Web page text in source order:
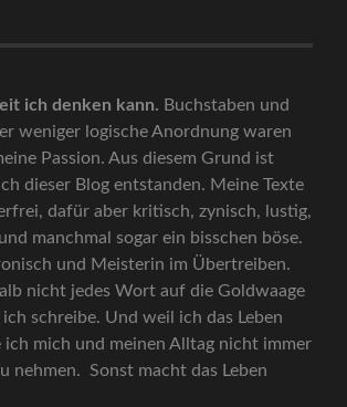
ich denken kann. Buchstaben und
weniger logische Anordnung waren
Passion. Aus diesem Grund ist
dieser Blog entstanden. Meine Texte
dafür aber kritisch, zynisch, lustig,
manchmal sogar ein bisschen böse.
und Meisterin im Übertreiben.
nicht jedes Wort auf die Goldwaage
schreibe. Und weil ich das Leben
ich mich und meinen Alltag nicht immer
nehmen. Sonst macht das Leben